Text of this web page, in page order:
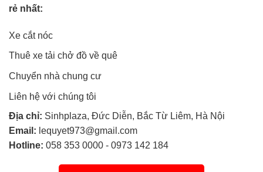
rẻ nhất:
Xe cắt nóc
Thuê xe tải chở đồ về quê
Chuyển nhà chung cư
Liên hệ với chúng tôi
Địa chỉ: Sinhplaza, Đức Diễn, Bắc Từ Liêm, Hà Nội
Email: lequyet973@gmail.com
Hotline: 058 353 0000 - 0973 142 184